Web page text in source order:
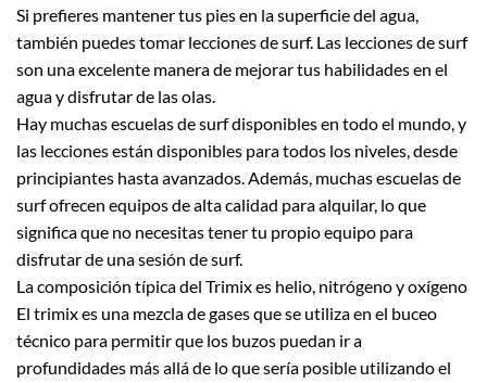
Si prefieres mantener tus pies en la superficie del agua,
también puedes tomar lecciones de surf. Las lecciones de surf
son una excelente manera de mejorar tus habilidades en el
agua y disfrutar de las olas.
Hay muchas escuelas de surf disponibles en todo el mundo, y
las lecciones están disponibles para todos los niveles, desde
principiantes hasta avanzados. Además, muchas escuelas de
surf ofrecen equipos de alta calidad para alquilar, lo que
significa que no necesitas tener tu propio equipo para
disfrutar de una sesión de surf.
La composición típica del Trimix es helio, nitrógeno y oxígeno
El trimix es una mezcla de gases que se utiliza en el buceo
técnico para permitir que los buzos puedan ir a
profundidades más allá de lo que sería posible utilizando el